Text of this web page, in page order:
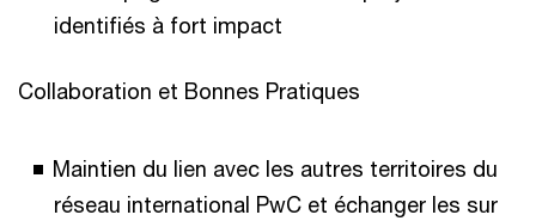
identifiés à fort impact
Collaboration et Bonnes Pratiques
Maintien du lien avec les autres territoires du
réseau international PwC et échanger les sur